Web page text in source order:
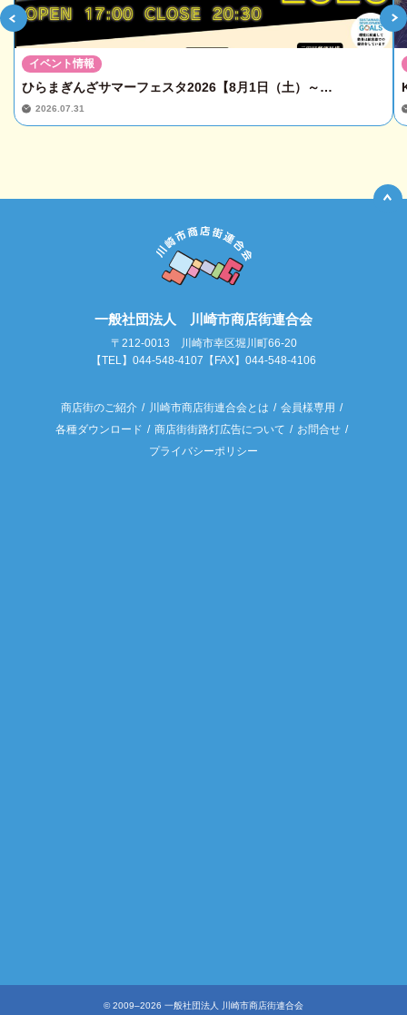
ひらまぎんざサマーフェスタ2026【8月1日（土）～…
2026.07.31
イベント情報
一般社団法人 川崎市商店街連合会
〒212-0013 川崎市幸区堀川町66-20
【TEL】044-548-4107【FAX】044-548-4106
商店街のご紹介 川崎市商店街連合会とは
会員様専用
各種ダウンロード
商店街街路灯広告について
お問合せ
プライバシーポリシー
©︎ 2009–2026 一般社団法人 川崎市商店街連合会